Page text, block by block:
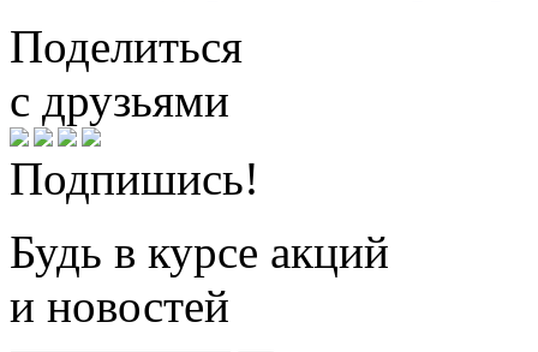
Поделиться
с друзьями
Подпишись!
Будь в курсе акций
и новостей